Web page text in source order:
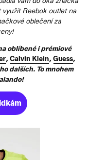
Reebok outlet na
oblečení za
oblíbené i prémiové
,Calvin Klein,Guess,
dalších. To mnohem